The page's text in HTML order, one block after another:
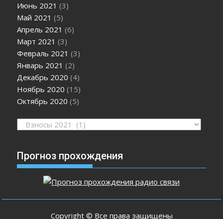
Июнь 2021 (3)
Май 2021 (5)
Апрель 2021 (6)
Март 2021 (3)
Февраль 2021 (3)
Январь 2021 (2)
Декабрь 2020 (4)
Ноябрь 2020 (15)
Октябрь 2020 (5)
Рубрики
Прогноз прохождения
Copyright © Все права защищены